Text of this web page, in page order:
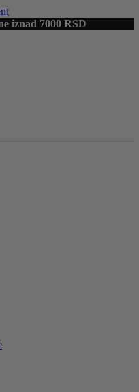
iznad 7000 RSD